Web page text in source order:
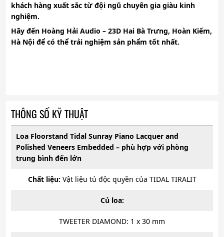
khách hàng xuất sắc từ đội ngũ chuyên gia giàu kinh
nghiệm.
Hãy đến Hoàng Hải Audio – 23D Hai Bà Trưng, Hoàn Kiếm,
Hà Nội để có thể trải nghiệm sản phẩm tốt nhất.
THÔNG SỐ KỸ THUẬT
Loa Floorstand Tidal Sunray Piano Lacquer and
Polished Veneers Embedded – phù hợp với phòng
trung bình đến lớn
Chất liệu: Vật liệu tủ độc quyền của TIDAL TIRALIT
Củ loa:
TWEETER DIAMOND: 1 x 30 mm